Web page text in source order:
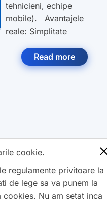
tehnicieni, echipe
mobile). Avantajele
reale: Simplitate
Read more
Next »
cookie.
regulamente privitoare la
de lege sa va punem la
Nu am setat inca